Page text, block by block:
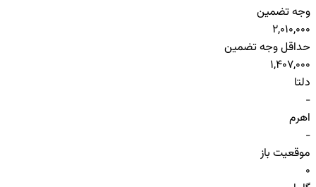
وجه تضمین
2,010,000
حداقل وجه تضمین
1,407,000
دلتا
-
اهرم
-
موقعیت باز
0